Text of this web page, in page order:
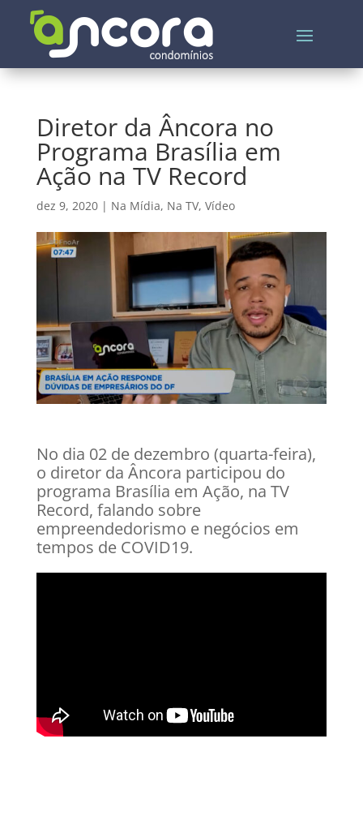
Diretor da Âncora no
Programa Brasília em
Ação na TV Record
dez 9, 2020| Na Mídia, Na TV, Vídeo
No dia 02 de dezembro (quarta-feira),
o diretor da Âncora participou do
programa Brasília em Ação, na TV
Record, falando sobre
empreendedorismo e negócios em
tempos de COVID19.